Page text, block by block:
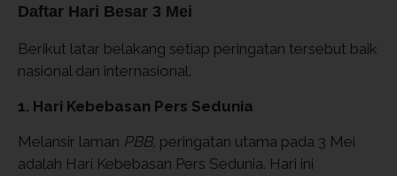
Daftar Hari Besar 3 Mei
Berikut latar belakang setiap peringatan tersebut baik
nasional dan internasional.
1. Hari Kebebasan Pers Sedunia
Melansir laman PBB, peringatan utama pada 3 Mei
adalah Hari Kebebasan Pers Sedunia. Hari ini